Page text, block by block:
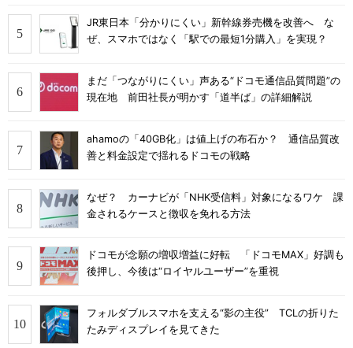
JR東日本「分かりにくい」新幹線券売機を改善へ な
ぜ、スマホではなく「駅での最短1分購入」を実現？
まだ「つながりにくい」声ある“ドコモ通信品質問題”の
現在地 前田社長が明かす「道半ば」の詳細解説
ahamoの「40GB化」は値上げの布石か？ 通信品質改
善と料金設定で揺れるドコモの戦略
なぜ？ カーナビが「NHK受信料」対象になるワケ 課
金されるケースと徴収を免れる方法
ドコモが念願の増収増益に好転 「ドコモMAX」好調も
後押し、今後は“ロイヤルユーザー”を重視
フォルダブルスマホを支える“影の主役” TCLの折りた
たみディスプレイを見てきた